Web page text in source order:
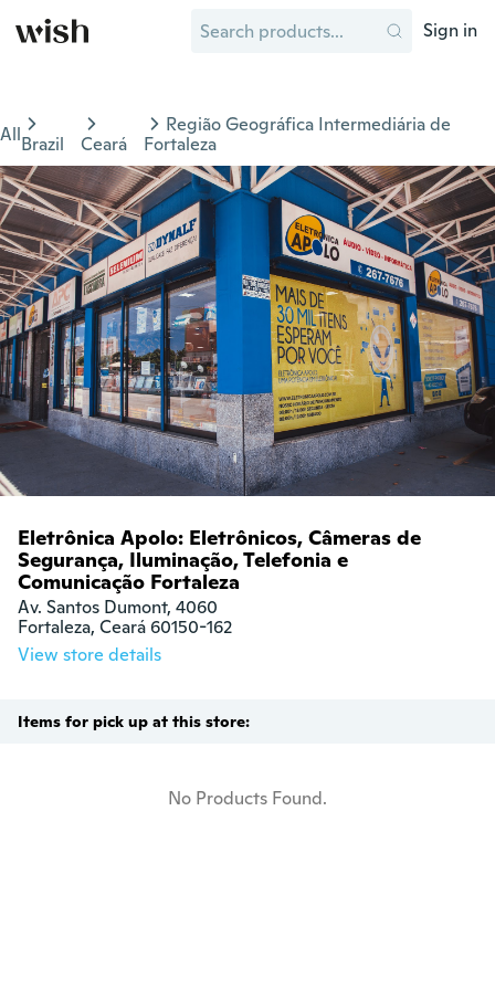
Sign in
AllBrazil Ceará
Região Geográfica Intermediária de
Fortaleza
Eletrônica Apolo: Eletrônicos, Câmeras de
Segurança, Iluminação, Telefonia e
Comunicação Fortaleza
Av. Santos Dumont, 4060
Fortaleza, Ceará 60150-162
View store details
Items for pick up at this store:
No Products Found.